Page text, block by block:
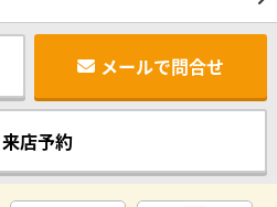
メールで問合せ
来店予約